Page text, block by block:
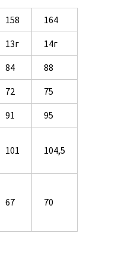
158
164
13г
14г
84
88
72
75
91
95
101 104,5
67 70